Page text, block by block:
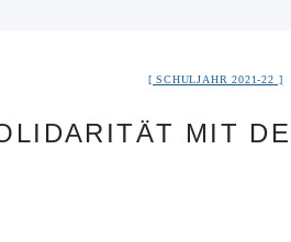
SCHULJAHR 2021-22
MIT